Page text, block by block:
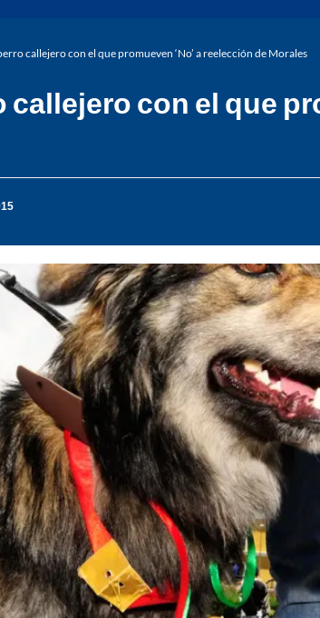
callejero con el que promueven ‘No’ a reelección de Morales
callejero con el que